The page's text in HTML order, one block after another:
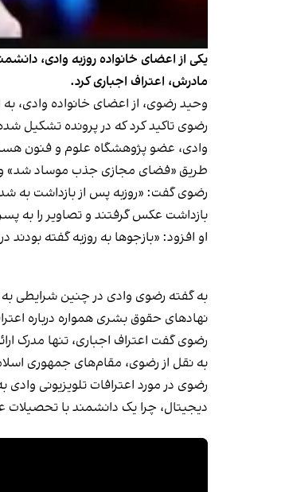
یکی از اعضای خانواده روزبه وادی،
مادرش، اعتراف اجباری کرد.
وحید رضوی، از اعضای خانواده وادی، به ایران‌اینترنشنال گفت که او حدود ۱۸
رضوی تاکید کرد که در پرونده تشکیل
طریق «فضای مجازی جذب موساد شد» و
رضوی گفت: «روزبه پس از بازداشت به
بازداشت عکس گرفتند و تصاویر را به
او افزود: «بازجوها به روزبه گفته
به گفته رضوی وادی در چنین شرایطی به
نهادهای حقوق بشری همواره درباره
رضوی گفت اعتراف اجباری، تنها مدرک
به نقل از رضوی، مقام‌های جمهوری اسلامی پس از جنگ ۱۲ روزه «به سرعت وارد عمل شدند و بدون اطلاع قبلی،
رضوی در مورد اعترافات تلویزیونی
دیجیتال، چرا یک دانشمند با تحصیلات